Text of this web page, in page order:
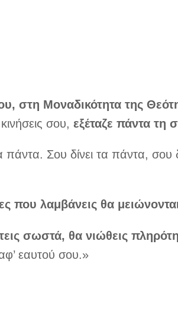
στη Μοναδικότητα της
σου, εξέταζε πάντα τη
Σου δίνει τα πάντα, σου
που λαμβάνεις θα
σωστά, θα νιώθεις
εαυτού σου.»